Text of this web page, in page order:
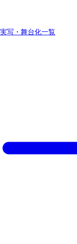
実写・舞台化一覧